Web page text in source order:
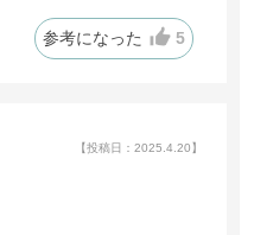
参考になった 5
【投稿日：2025.4.20】